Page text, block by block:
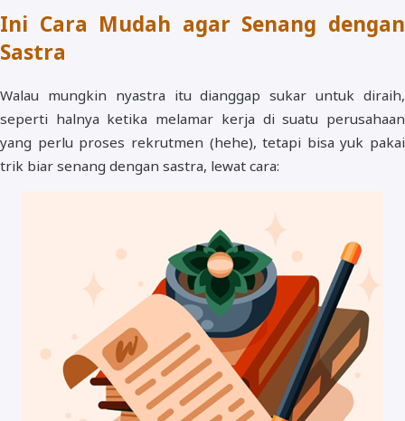
Ini Cara Mudah agar Senang dengan
Sastra
Walau mungkin nyastra itu dianggap sukar untuk diraih,
seperti halnya ketika melamar kerja di suatu perusahaan
yang perlu proses rekrutmen (hehe), tetapi bisa yuk pakai
trik biar senang dengan sastra, lewat cara: